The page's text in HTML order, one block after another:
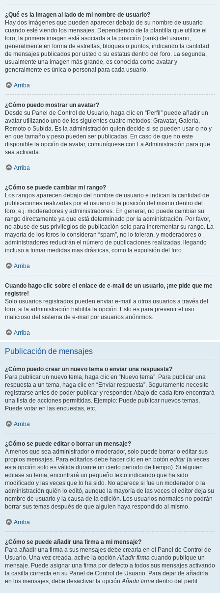
¿Qué es la imagen al lado de mi nombre de usuario?
Hay dos imágenes que pueden aparecer debajo de su nombre de usuario
cuando esté viendo los mensajes. Dependiendo de la plantilla que utilice el
foro, la primera imagen está asociada a la posición (rank) del usuario,
generalmente en forma de estrellas, bloques o puntos, indicando la cantidad
de mensajes publicados por usted o su estatus dentro del foro. La segunda,
usualmente una imagen más grande, es conocida como avatar y
generalmente es única o personal para cada usuario.
Arriba
¿Cómo puedo mostrar un avatar?
Desde su Panel de Control de Usuario, haga clic en “Perfil” puede añadir un
avatar utilizando uno de los siguientes cuatro métodos: Gravatar, Galería,
Remoto o Subida. Es la administración quien decide si se pueden usar o no y
en que tamaño y peso pueden ser publicadas. En caso de que no este
disponible la opción de avatar, comuníquese con La Administración para que
sea activada.
Arriba
¿Cómo se puede cambiar mi rango?
Los rangos aparecen debajo del nombre de usuario e indican la cantidad de
publicaciones realizadas por el usuario o la posición del mismo dentro del
foro, e.j. moderadores y administradores. En general, no puede cambiar su
rango directamente ya que está determinado por la administración. Por favor,
no abuse de sus privilegios de publicación solo para incrementar su rango. La
mayoría de los foros lo consideran “spam”, no lo toleran, y moderadores o
administradores reducirán el número de publicaciones realizadas, llegando
incluso a tomar medidas mas drásticas, como la expulsión del foro.
Arriba
Cuando hago clic sobre el enlace de e-mail de un usuario, ¡me pide que me
registre!
Solo usuarios registrados pueden enviar e-mail a otros usuarios a través del
foro, si la administración habilita la opción. Esto es para prevenir el uso
malicioso del sistema de e-mail por usuarios anónimos.
Arriba
Publicación de mensajes
¿Cómo puedo crear un nuevo tema o enviar una respuesta?
Para publicar un nuevo tema, haga clic en “Nuevo tema”. Para publicar una
respuesta a un tema, haga clic en “Enviar respuesta”. Seguramente necesite
registrarse antes de poder publicar y responder. Abajo de cada foro encontrará
una lista de acciones permitidas. Ejemplo: Puede publicar nuevos temas,
Puede votar en las encuestas, etc.
Arriba
¿Cómo se puede editar o borrar un mensaje?
A menos que sea administrador o moderador, solo puede borrar o editar sus
propios mensajes. Para editarlos debe hacer clic en en botón editar(a veces
esta opción solo es válida durante un cierto periodo de tiempo). Si alguien
editase su tema, encontrará un pequeño texto indicando que ha sido
modificado y las veces que lo ha sido. No aparece si fue un moderador o la
administración quién lo editó, aunque la mayoría de las veces el editor deja su
nombre de usuario y la causa de la edición. Los usuarios normales no podrán
borrar sus temas después de que alguien haya respondido al mismo.
Arriba
¿Cómo se puede añadir una firma a mi mensaje?
Para añadir una firma a sus mensajes debe crearla en el Panel de Control de
Usuario. Una vez creada, active la opciónAñadir firma cuando publique un
mensaje. Puede asignar una firma por defecto a todos sus mensajes activando
la casilla correcta en su Panel de Control de Usuario. Para dejar de añadirla
en los mensajes, debe desactivar la opciónAñadir firma dentro del perfil.